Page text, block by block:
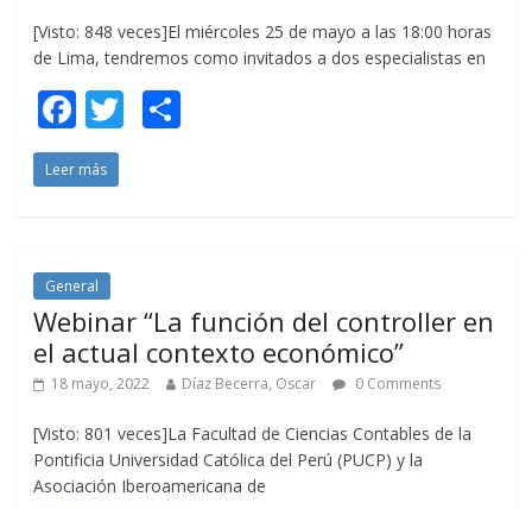
[Visto: 848 veces]El miércoles 25 de mayo a las 18:00 horas
de Lima, tendremos como invitados a dos especialistas en
F
ac
e
o
o
k
T
r
Leer más
General
Webinar “La función del controller en
el actual contexto económico”
18 mayo, 2022 Díaz Becerra, Oscar 0 Comments
[Visto: 801 veces]La Facultad de Ciencias Contables de la
Pontificia Universidad Católica del Perú (PUCP) y la
Asociación Iberoamericana de